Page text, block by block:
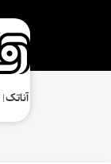
آناتک